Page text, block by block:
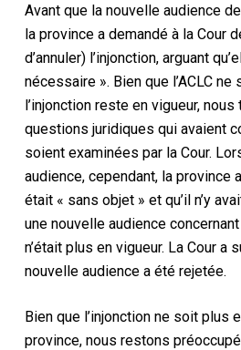
Avant que la nouvelle audience
la province a demandé à la Cour
d’annuler) l’injonction, arguant
nécessaire ». Bien que l’ACLC
l’injonction reste en vigueur,
questions juridiques qui avaient
soient examinées par la Cour.
audience, cependant, la province
était « sans objet » et qu’il n’y
une nouvelle audience
n’était plus en vigueur. La Cour a
nouvelle audience a été rejetée.
Bien que l’injonction ne soit plus
province, nous restons